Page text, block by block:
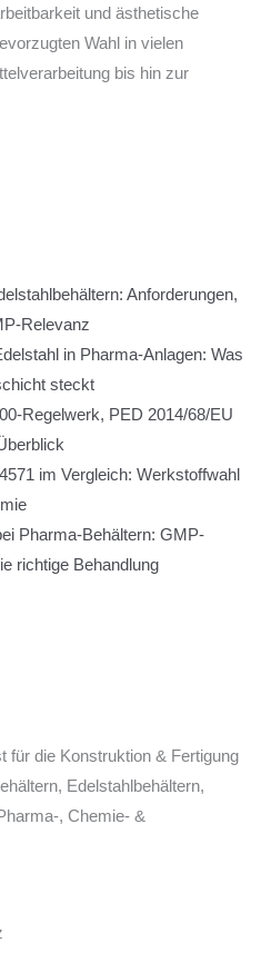
und ästhetische
Wahl in vielen
bis hin zur
Anforderungen,
Relevanz
in Pharma-Anlagen: Was
steckt
Regelwerk, PED 2014/68/EU
im Vergleich: Werkstoffwahl
Pharma-Behältern: GMP-
richtige Behandlung
für die Konstruktion & Fertigung
Edelstahlbehältern,
, Chemie- &